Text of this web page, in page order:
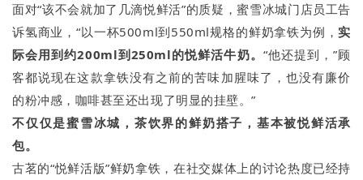
面对“该不会就加了几滴悦鲜活”的质疑，蜜雪冰城门店员工告
诉氢商业，“以一杯500ml到550ml规格的鲜奶拿铁为例，实
际会用到约200ml到250ml的悦鲜活牛奶。 “他还提到，”顾
客都说现在这款拿铁没有之前的苦味加腥味了，也没有廉价
的粉冲感，咖啡甚至还出现了明显的挂壁。”
不仅仅是蜜雪冰城，茶饮界的鲜奶搭子，基本被悦鲜活承
包。
古茗的“悦鲜活版”鲜奶拿铁，在社交媒体上的讨论热度已经持